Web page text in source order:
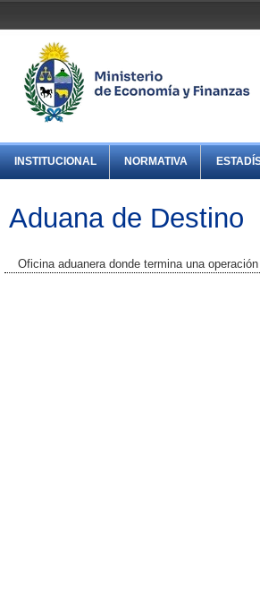
INSTITUCIONAL NORMATIVA
Aduana de Destino
Oficina aduanera donde termina una